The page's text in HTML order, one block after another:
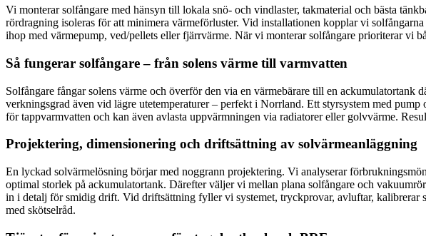
Vi monterar solfångare med hänsyn till lokala snö- och vindlaster, takmaterial och bästa
rördragning isoleras för att minimera värmeförluster. Vid installationen kopplar vi
ihop med värmepump, ved/pellets eller fjärrvärme. När vi monterar solfångare prioriterar vi
Så fungerar solfångare – från solens värme till varmvatten
Solfångare fångar solens värme och överför den via en värmebärare till en ackumulatortank
verkningsgrad även vid lägre utetemperaturer – perfekt i Norrland. Ett styrsystem med
för tappvarmvatten och kan även avlasta uppvärmningen via radiatorer eller golvvärme.
Projektering, dimensionering och driftsättning av solvärmeanläggning
En lyckad solvärmelösning börjar med noggrann projektering. Vi analyserar
optimal storlek på ackumulatortank. Därefter väljer vi mellan plana solfångare och
in i detalj för smidig drift. Vid driftsättning fyller vi systemet, tryckprovar, avluftar, kalibrerar
med skötselråd.